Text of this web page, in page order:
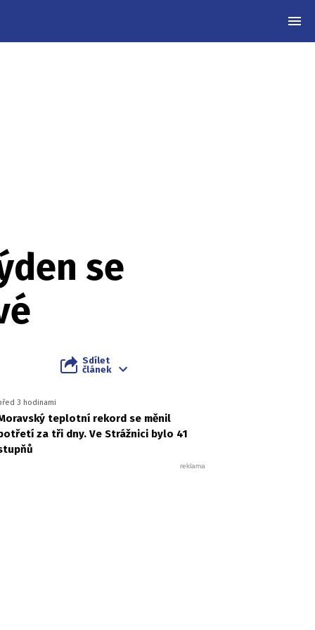
se
Sdílet
článek
3 hodinami
teplotní rekord se měnil
za tři dny. Ve Strážnici bylo 41